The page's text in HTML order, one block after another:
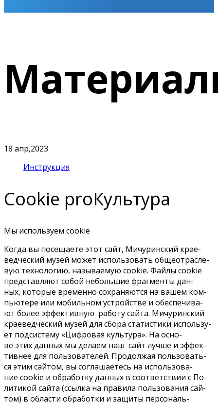
18 апр,2023
Инструкция
Cookie proКультура
Мы ис­поль­зу­ем cookie
Ко­гда вы по­се­ща­е­те этот сайт, Ми­чу­рин­ский кра­е­
вед­че­ский му­зей мо­жет ис­поль­зо­вать об­щео­т­рас­ле­
вую тех­но­ло­гию, на­зы­ва­е­мую cookie. Фай­лы cookie
пред­став­ля­ют со­бой неболь­шие фраг­мен­ты дан­
ных, ко­то­рые вре­мен­но со­хра­ня­ют­ся на ва­шем ком­
пью­те­ре или мо­биль­ном устрой­стве и обес­пе­чи­ва­
ют бо­лее эф­фек­тив­ную ра­бо­ту сай­та. Ми­чу­рин­ский
кра­е­вед­че­ский му­зей для сбо­ра ста­ти­сти­ки ис­поль­зу­
ет под­си­сте­му «Циф­ро­вая куль­ту­ра». На ос­но­
ве этих дан­ных мы де­ла­ем наш сайт луч­ше и эф­фек­
тив­нее для поль­зо­ва­те­лей. Про­дол­жая поль­зо­вать­
ся этим сай­том, вы со­гла­ша­е­тесь на ис­поль­зо­ва­
ние cookie и об­ра­бот­ку дан­ных в со­от­вет­ствии с По­
ли­ти­кой сай­та (ссыл­ка на пра­ви­ла поль­зо­ва­ния сай­
том) в об­ла­сти об­ра­бот­ки и за­щи­ты пер­со­наль­